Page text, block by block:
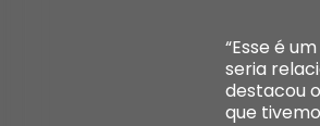
“Esse é
seria
destacou
que